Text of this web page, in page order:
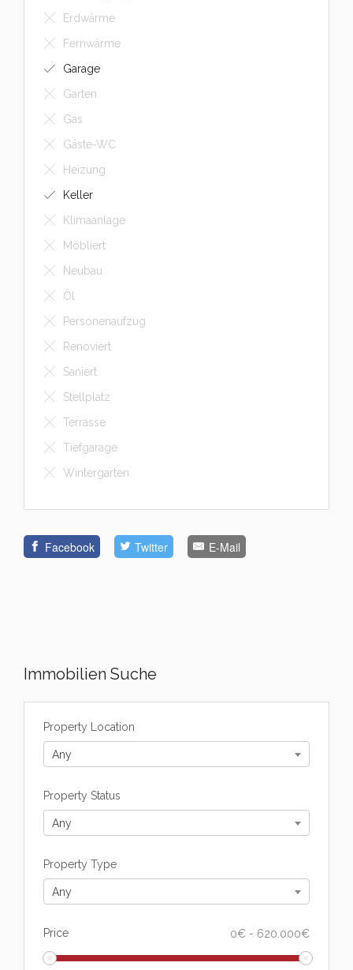
Erdwärme
Fernwärme
Garage
Garten
Gas
Gäste-WC
Heizung
Keller
Klimaanlage
Möbliert
Neubau
Öl
Personenaufzug
Renoviert
Saniert
Stellplatz
Terrasse
Tiefgarage
Wintergarten
Facebook Twitter E-Mail
Immobilien Suche
Property Location
Any
Property Status
Any
Property Type
Any
Price 0€ - 620.000€